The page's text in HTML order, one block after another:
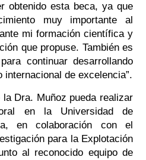
obtenido esta beca, ya que
muy importante al
mi formación científica y
que propuse. También es
continuar desarrollando
internacional de excelencia”.
Dra. Muñoz pueda realizar
en la Universidad de
en colaboración con el
para la Explotación
al reconocido equipo de